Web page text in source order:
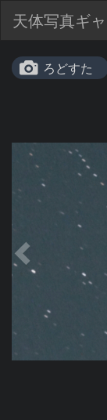
天体写真ギ
ろどすた